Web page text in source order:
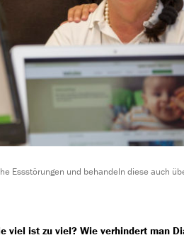
Essstörungen und behandeln diese auch
viel ist zu viel? Wie verhindert man